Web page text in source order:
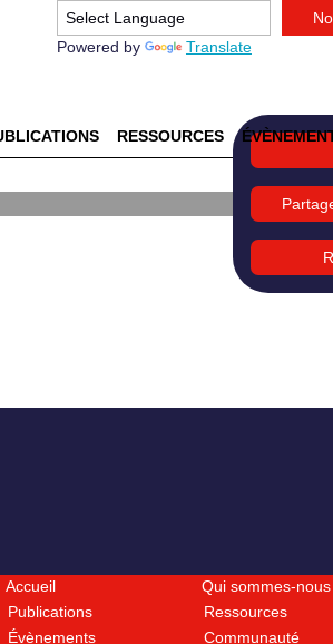
Powered by Translate
RESSOURCES
Accueil
Qui sommes-
Publications
Ressources
Évènements
Communauté